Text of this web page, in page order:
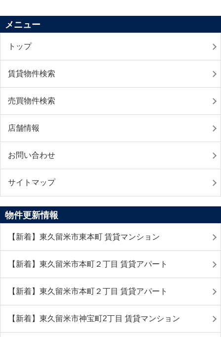
メニュー
トップ
賃貸物件検索
売買物件検索
店舗情報
お問い合わせ
サイトマップ
物件更新情報
【新着】東久留米市東本町 賃貸マンション
【新着】東久留米市本町２丁目 賃貸アパート
【新着】東久留米市本町２丁目 賃貸アパート
【新着】東久留米市神宝町2丁目 賃貸マンション